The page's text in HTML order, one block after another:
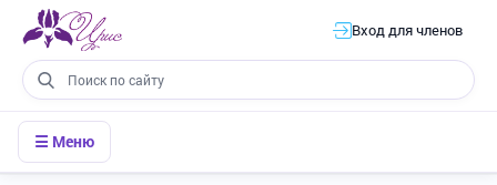
Вход для членов
☰ Меню